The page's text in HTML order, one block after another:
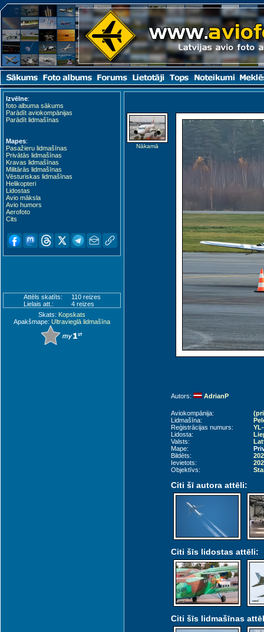
Izvēlne:
foto albuma sākums
Parādīt aviokompānijas
Parādīt lidmašīnas
Mapes:
Pasažieru lidmašīnas
Privātās lidmašīnas
Kravas lidmašīnas
Militārās lidmašīnas
Vēsturiskas lidmašīnas
Helikopteri
Lidostas
Avio māksla
Avio humors
Aerofoto
Cits
Attēls skatīts:
110 reizes
Lielais att.:
4 reizes
Skats: Kopskats
Apakšmape: Ultravieglā lidmašīna
Nākamā
Autors: AdrianP
Aviokompānija:
Lidmašīna:
Reģistrācijas numurs:
Lidosta:
Valsts:
Mape:
Bildēts:
Ievietots:
Objektīvs:
Citi šī autora attēli:
Citi šīs lidostas attēli:
Citi šīs lidmašīnas